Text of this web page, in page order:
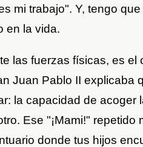
mi trabajo". Y, tengo que
en la vida.
las fuerzas físicas, es el
Juan Pablo II explicaba
la capacidad de acoger
Ese "¡Mami!" repetido
donde tus hijos